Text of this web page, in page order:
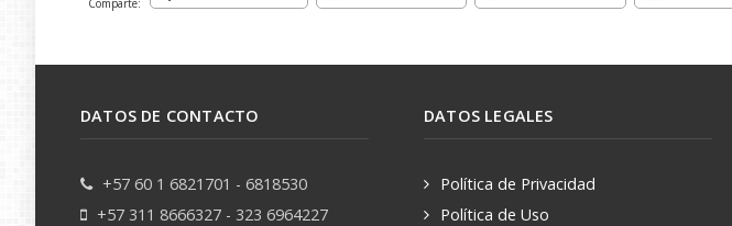
Comparte:
DATOS DE CONTACTO
+57 60 1 6821701 - 6818530
+57 311 8666327 - 323 6964227
DATOS LEGALES
Política de Privacidad
Política de Uso